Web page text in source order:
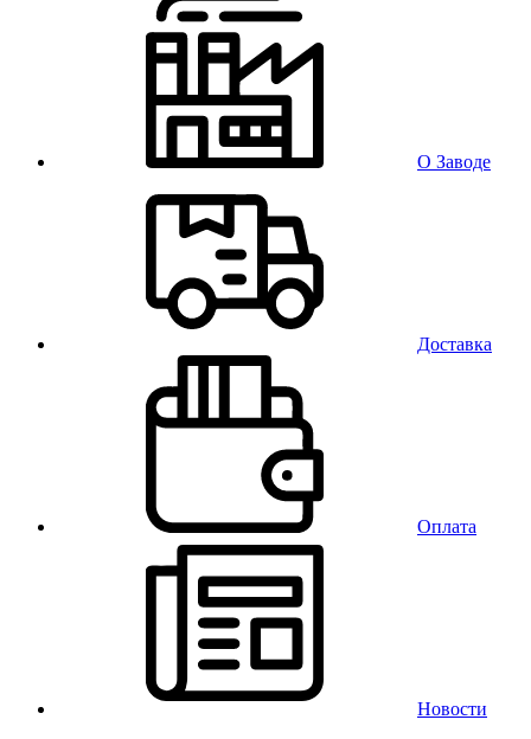
О Заводе
Доставка
Оплата
Новости